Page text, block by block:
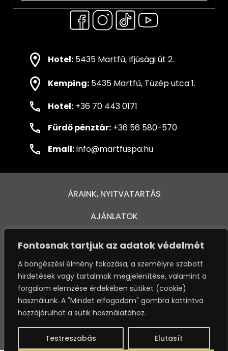
Fontosnak tartjuk az adatok védelmét
A böngészési élmény fokozása, a személyre szabott
hirdetések vagy tartalmak megjelenítése, valamint a
forgalom elemzése érdekében sütiket (cookie)
használunk. A "Mindet elfogadom" gombra kattintva
hozzájárulhat a sütik használatához.
Testreszabás Elutasít
Hotel: 5435 Martfű, Ifjúsági út 2.
Kemping: 5435 Martfű, Tüzép utca 1.
Hotel: +36 70 443 0171
Fürdő pénztár: +36 56 580-570
Email:info@martfuspa.hu
ÁRAINK, NYITVATARTÁS
AJÁNLATOK
KAPCSOLAT
VENDÉGTÁJÉKOZTATÓ
OSSZA MEG VÉLEMÉNYÉT
ADATKEZELÉSI SZABÁLYZAT
This website stores cookies on your computer. These cookies are
used to provide a more personalized experience and to track your
whereabouts around our website in compliance with the European
General Data Protection Regulation. If you decide to to opt-out of
any future tracking, a cookie will be setup in your browser to
Accept or Deny